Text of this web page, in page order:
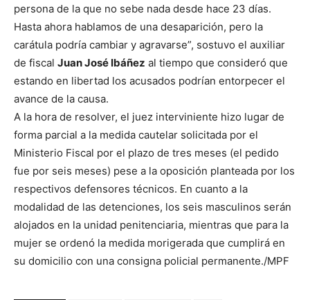
persona de la que no sebe nada desde hace 23 días.
Hasta ahora hablamos de una desaparición, pero la
carátula podría cambiar y agravarse”, sostuvo el auxiliar
de fiscal Juan José Ibáñez al tiempo que consideró que
estando en libertad los acusados podrían entorpecer el
avance de la causa.
A la hora de resolver, el juez interviniente hizo lugar de
forma parcial a la medida cautelar solicitada por el
Ministerio Fiscal por el plazo de tres meses (el pedido
fue por seis meses) pese a la oposición planteada por los
respectivos defensores técnicos. En cuanto a la
modalidad de las detenciones, los seis masculinos serán
alojados en la unidad penitenciaria, mientras que para la
mujer se ordenó la medida morigerada que cumplirá en
su domicilio con una consigna policial permanente./MPF